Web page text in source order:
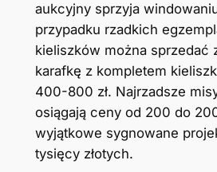
aukcyjny sprzyja
przypadku rzadkich
kieliszków można sprzedać
karafkę z kompletem
400-800 zł. Najrzadsze
osiągają ceny od 200 do
wyjątkowe sygnowane
tysięcy złotych.